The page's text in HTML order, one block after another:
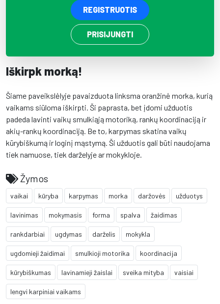
REGISTRUOTIS
PRISIJUNGTI
Iškirpk morką!
Šiame paveikslėlyje pavaizduota linksma oranžinė morka, kurią
vaikams siūloma iškirpti. Ši paprasta, bet įdomi užduotis
padeda lavinti vaikų smulkiąją motoriką, rankų koordinaciją ir
akių-rankų koordinaciją. Be to, karpymas skatina vaikų
kūrybiškumą ir loginį mąstymą. Ši užduotis gali būti naudojama
tiek namuose, tiek darželyje ar mokykloje.
Žymos
vaikai kūryba karpymas morka daržovės užduotys
lavinimas mokymasis forma spalva žaidimas
rankdarbiai ugdymas darželis mokykla
ugdomieji žaidimai smulkioji motorika koordinacija
kūrybiškumas lavinamieji žaislai sveika mityba vaisiai
lengvi karpiniai vaikams